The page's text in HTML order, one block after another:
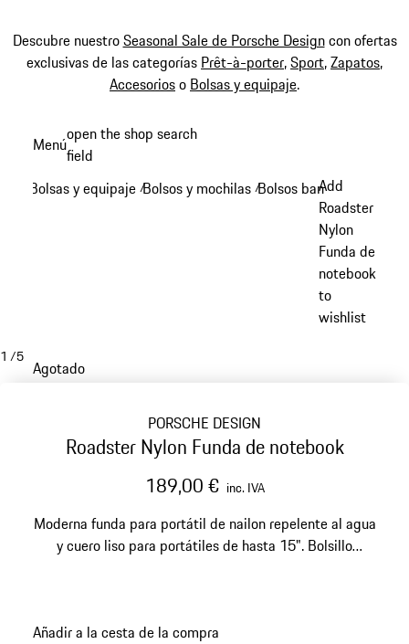
Descubre nuestroSeasonal Sale de Porsche Designcon ofertas
exclusivas de las categorías Prêt-à-porter,Sport,Zapatos,
Accesorioso Bolsas y equipaje.
principal
Menúopen the shop search
field
Bolsas y equipaje /Bolsos y mochilas /Bolsos bandolera
Add
Roadster
Nylon
Funda de
notebook
to
wishlist
1 /5
Agotado
PORSCHE DESIGN
Roadster Nylon Funda de notebook
189,00 € inc. IVA
Moderna funda para portátil de nailon repelente al agua
y cuero liso para portátiles de hasta 15". Bolsillo
Añadir a la cesta de la compra